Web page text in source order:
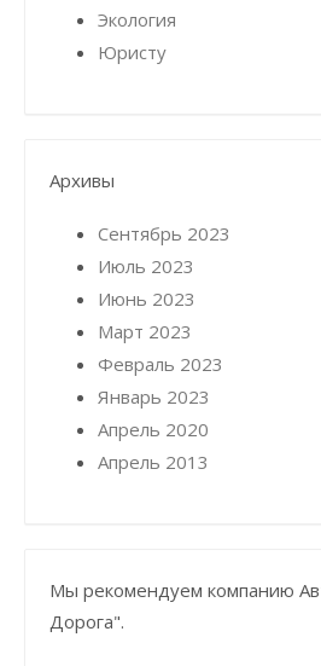
Экология
Юристу
Архивы
Сентябрь 2023
Июль 2023
Июнь 2023
Март 2023
Февраль 2023
Январь 2023
Апрель 2020
Апрель 2013
Мы рекомендуем компанию
Дорога".